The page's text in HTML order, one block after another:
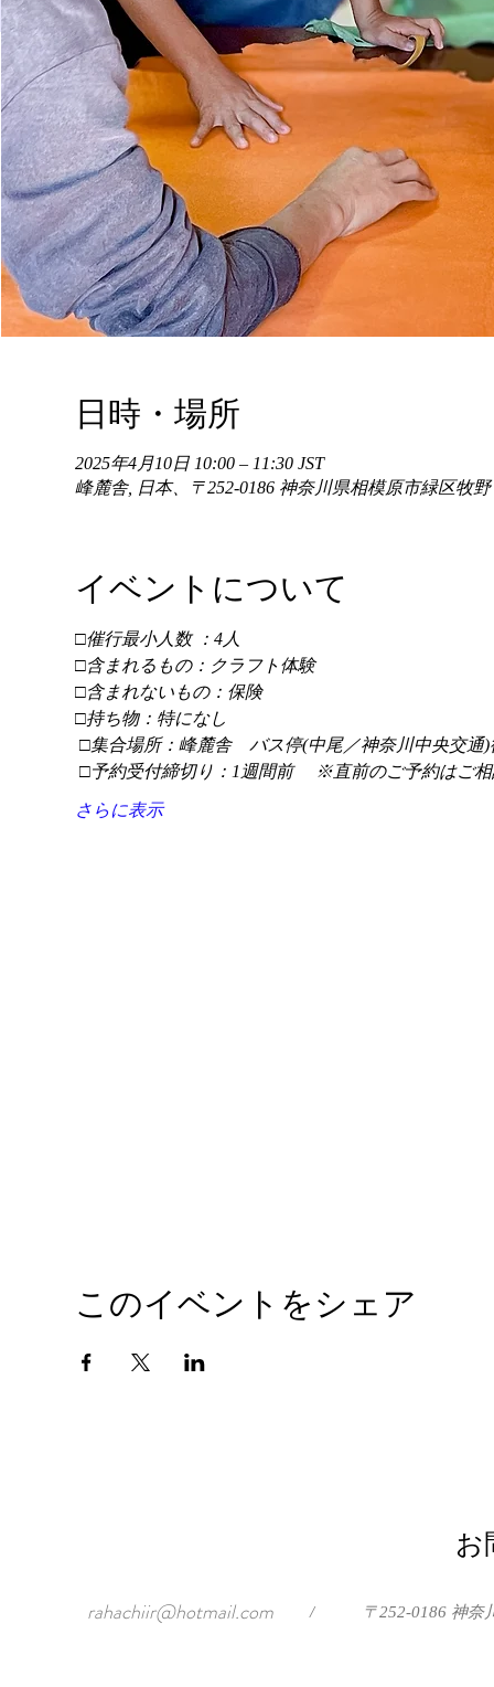
日時・場所
2025年4月10日 10:00 – 11:30 JST
峰麓舎, 日本、〒252-0186 神奈川県相模原市緑区牧
イベントについて
□催行最小人数 ：4人
□含まれるもの：クラフト体験
□含まれないもの：保険
□持ち物：特になし
□集合場所：峰麓舎　バス停(中尾／神奈川中央交通)
□予約受付締切り：1週間前 　※直前のご予約はご
さらに表示
このイベントをシェア
お
rahachiir@hotmail.com / 〒252-0186 神奈